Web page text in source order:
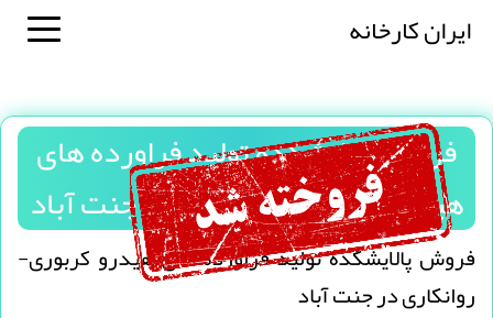
ایران کارخانه
فروش پالایشکده تولید فراورده های
هیدرو کربوری-روانکاری در جنت آباد
فروش پالایشکده تولید فراورده های هیدرو کربوری-
روانکاری در جنت آباد